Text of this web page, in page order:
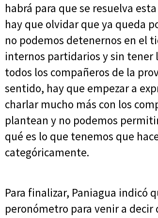
habrá para que se resuelva
hay que olvidar que ya queda
no podemos detenernos en el
internos partidarios y sin tener
todos los compañeros de la
sentido, hay que empezar a
charlar mucho más con los
plantean y no podemos
qué es lo que tenemos que
categóricamente.
Para finalizar, Paniagua indicó
peronómetro para venir a